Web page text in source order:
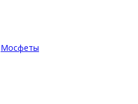
Мосфеты